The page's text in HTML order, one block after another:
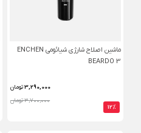
ماشین اصلاح شارژی شیائومی ENCHEN
BEARDO 3
3,290,000تومان
3,700,000 تومان
12%